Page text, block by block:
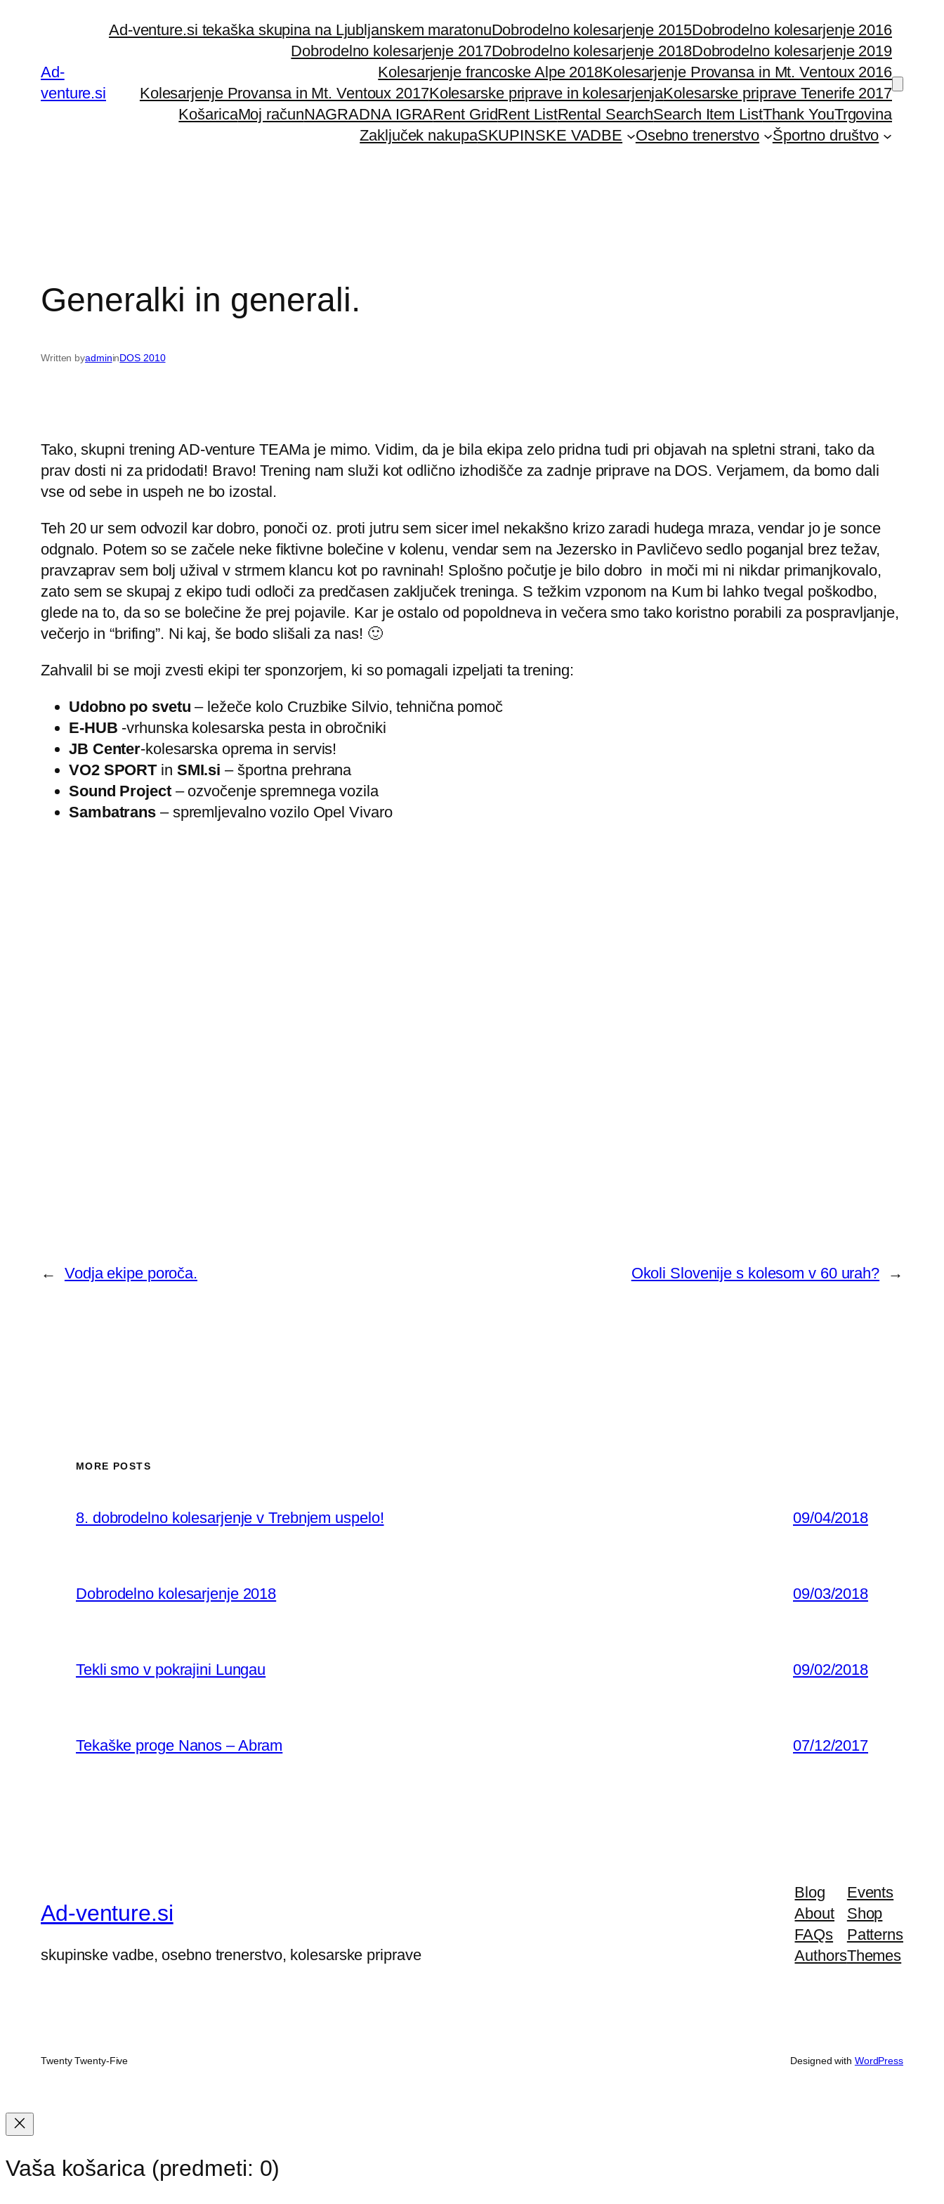
Ad-
venture.si
Ad-venture.si tekaška skupina na Ljubljanskem maratonuDobrodelno kolesarjenje 2015Dobrodelno kolesarjenje 2016
Dobrodelno kolesarjenje 2017Dobrodelno kolesarjenje 2018Dobrodelno kolesarjenje 2019
Kolesarjenje francoske Alpe 2018Kolesarjenje Provansa in Mt. Ventoux 2016
Kolesarjenje Provansa in Mt. Ventoux 2017Kolesarske priprave in kolesarjenjaKolesarske priprave Tenerife 2017
KošaricaMoj računNAGRADNA IGRARent GridRent ListRental SearchSearch Item ListThank YouTrgovina
Zaključek nakupaSKUPINSKE VADBE Osebno trenerstvo Športno društvo
Generalki in generali.
Written byadmininDOS 2010
Tako, skupni trening AD-venture TEAMa je mimo. Vidim, da je bila ekipa zelo pridna tudi pri objavah na spletni strani, tako da
prav dosti ni za pridodati! Bravo! Trening nam služi kot odlično izhodišče za zadnje priprave na DOS. Verjamem, da bomo dali
vse od sebe in uspeh ne bo izostal.
Teh 20 ur sem odvozil kar dobro, ponoči oz. proti jutru sem sicer imel nekakšno krizo zaradi hudega mraza, vendar jo je sonce
odgnalo. Potem so se začele neke fiktivne bolečine v kolenu, vendar sem na Jezersko in Pavličevo sedlo poganjal brez težav,
pravzaprav sem bolj užival v strmem klancu kot po ravninah! Splošno počutje je bilo dobro in moči mi ni nikdar primanjkovalo,
zato sem se skupaj z ekipo tudi odloči za predčasen zaključek treninga. S težkim vzponom na Kum bi lahko tvegal poškodbo,
glede na to, da so se bolečine že prej pojavile. Kar je ostalo od popoldneva in večera smo tako koristno porabili za pospravljanje,
večerjo in “brifing”. Ni kaj, še bodo slišali za nas! 🙂
Zahvalil bi se moji zvesti ekipi ter sponzorjem, ki so pomagali izpeljati ta trening:
Udobno po svetu– ležeče kolo Cruzbike Silvio, tehnična pomoč
E-HUB -vrhunska kolesarska pesta in obročniki
JB Center-kolesarska oprema in servis!
VO2 SPORTin SMI.si – športna prehrana
Sound Project– ozvočenje spremnega vozila
Sambatrans – spremljevalno vozilo Opel Vivaro
← Vodja ekipe poroča. Okoli Slovenije s kolesom v 60 urah? →
MORE POSTS
8. dobrodelno kolesarjenje v Trebnjem uspelo! 09/04/2018
Dobrodelno kolesarjenje 2018 09/03/2018
Tekli smo v pokrajini Lungau 09/02/2018
Tekaške proge Nanos – Abram 07/12/2017
Ad-venture.si
skupinske vadbe, osebno trenerstvo, kolesarske priprave
Blog
About
FAQs
Authors
Events
Shop
Patterns
Themes
Twenty Twenty-Five Designed with WordPress
Vaša košarica (predmeti: 0)